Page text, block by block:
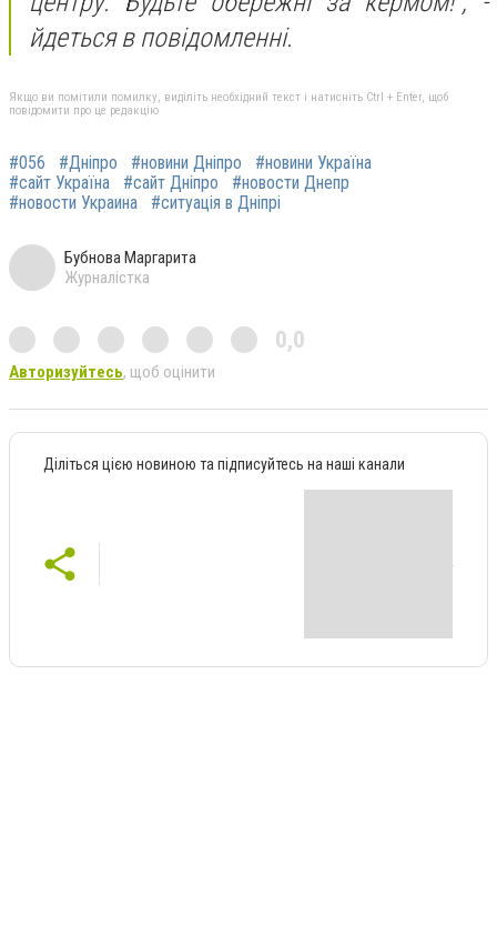
йдеться в повідомленні.
Якщо ви помітили помилку, виділіть необхідний текст і натисніть Ctrl + Enter, щоб
повідомити про це редакцію
#056 #Дніпро #новини Дніпро
#новини Україна
#сайт Україна
#сайт Дніпро
#новости Днепр
#новости Украина
#ситуація в Дніпрі
Бубнова Маргарита
Журналістка
0,0
Авторизуйтесь, щоб оцінити
Діліться цією новиною та підписуйтесь на наші канали